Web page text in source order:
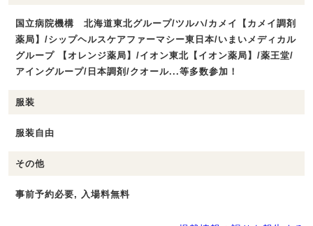
国立病院機構 北海道東北グループ/ツルハ/カメイ【カメイ調剤
薬局】/シップヘルスケアファーマシー東日本/いまいメディカル
グループ 【オレンジ薬局】/イオン東北【イオン薬局】/薬王堂/
アイングループ/日本調剤/クオール...等多数参加！
服装
服装自由
その他
事前予約必要, 入場料無料